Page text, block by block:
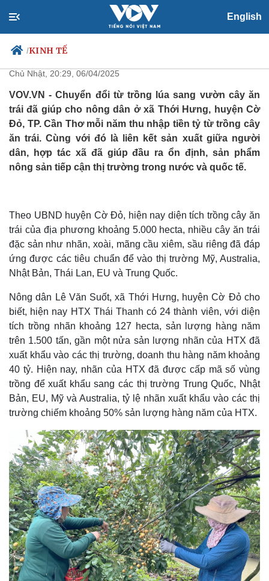
English
/KINH TẾ
Chính trị
Đảng
Tổ chức nhân sự
Quốc hội
Nhận diện sự thật
Xã hội
Tin 24h
Dự báo thời tiết
Giáo dục
Dấu ấn VOV
Nông dân ở Cần Thơ thu tiền tỷ
từ trồng nhãn xuất khẩu
Chủ Nhật, 20:29, 06/04/2025
VOV.VN - Chuyển đổi từ trồng lúa sang vườn cây ăn
trái đã giúp cho nông dân ở xã Thới Hưng, huyện Cờ
Đỏ, TP. Cần Thơ mỗi năm thu nhập tiền tỷ từ trồng cây
ăn trái. Cùng với đó là liên kết sản xuất giữa người
dân, hợp tác xã đã giúp đầu ra ổn định, sản phẩm
nông sản tiếp cận thị trường trong nước và quốc tế.
Theo UBND huyện Cờ Đỏ, hiện nay diện tích trồng cây ăn
trái của địa phương khoảng 5.000 hecta, nhiều cây ăn trái
đặc sản như nhãn, xoài, mãng cầu xiêm, sầu riêng đã đáp
ứng được các tiêu chuẩn để vào thị trường Mỹ, Australia,
Nhật Bản, Thái Lan, EU và Trung Quốc.
Nông dân Lê Văn Suốt, xã Thới Hưng, huyện Cờ Đỏ cho
biết, hiện nay HTX Thái Thanh có 24 thành viên, với diện
tích trồng nhãn khoảng 127 hecta, sản lượng hàng năm
trên 1.500 tấn, gần một nửa sản lượng nhãn của HTX đã
xuất khẩu vào các thị trường, doanh thu hàng năm khoảng
40 tỷ. Hiện nay, nhãn của HTX đã được cấp mã số vùng
trồng để xuất khẩu sang các thị trường Trung Quốc, Nhật
Bản, EU, Mỹ và Australia, tỷ lệ nhãn xuất khẩu vào các thị
trường chiếm khoảng 50% sản lượng hàng năm của HTX.